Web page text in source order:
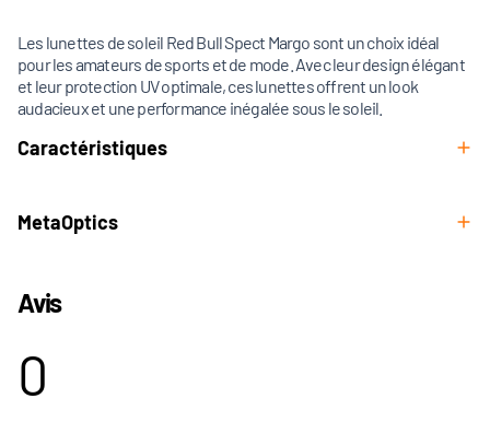
Les lunettes de soleil Red Bull Spect Margo sont un choix idéal
pour les amateurs de sports et de mode. Avec leur design élégant
et leur protection UV optimale, ces lunettes offrent un look
audacieux et une performance inégalée sous le soleil.
Caractéristiques
MetaOptics
Avis
0